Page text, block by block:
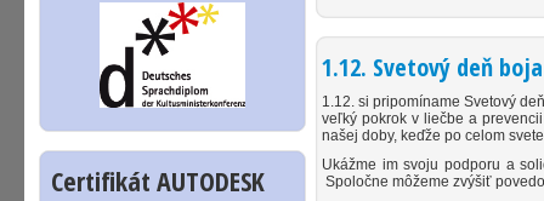
Certifikát AUTODESK
1.12. Svetový deň
1.12. si pripomíname Svetový
veľký pokrok v liečbe a
našej doby, keďže po celom
Ukážme im svoju podporu a
Spoločne môžeme zvýšiť